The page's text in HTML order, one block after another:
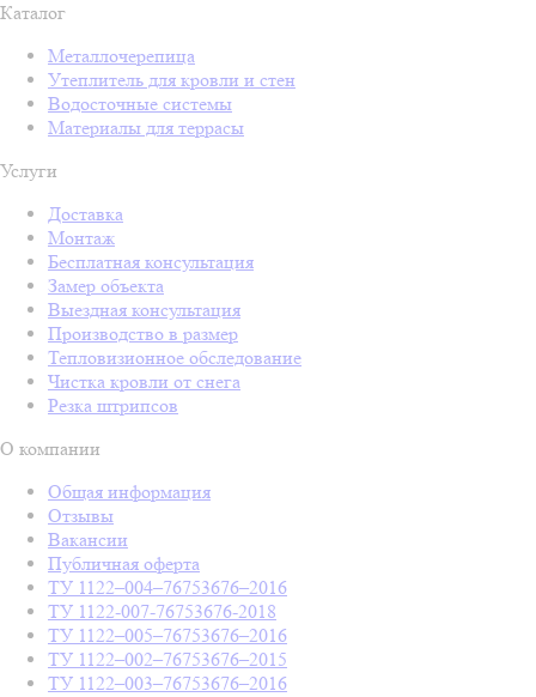
Каталог
Металлочерепица
Утеплитель для кровли и стен
Водосточные системы
Материалы для террасы
Услуги
Доставка
Монтаж
Бесплатная консультация
Замер объекта
Выездная консультация
Производство в размер
Тепловизионное обследование
Чистка кровли от снега
Резка штрипсов
О компании
Общая информация
Отзывы
Вакансии
Публичная оферта
ТУ 1122–004–76753676–2016
ТУ 1122-007-76753676-2018
ТУ 1122–005–76753676–2016
ТУ 1122–002–76753676–2015
ТУ 1122–003–76753676–2016